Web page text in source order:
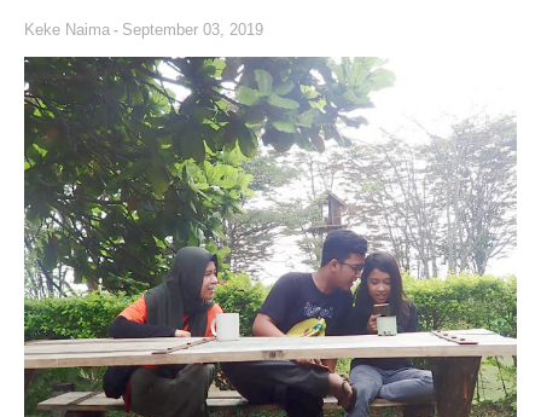
Keke Naima September 03, 2019